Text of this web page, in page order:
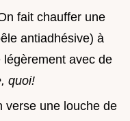
fait chauffer une
antiadhésive) à
avec de
quoi!
verse une louche de